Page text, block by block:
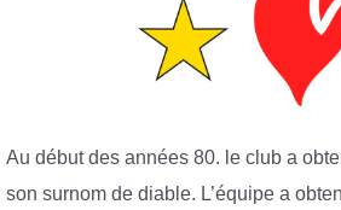
Au début des années 80. le club a
son surnom de diable. L’équipe a